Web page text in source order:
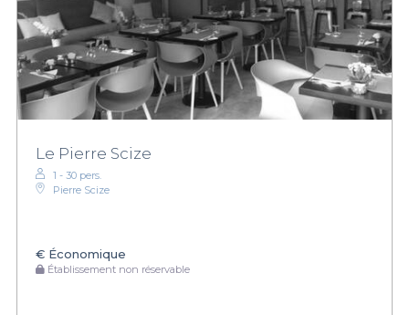
Le Pierre Scize
1 - 30 pers.
Pierre Scize
€ Économique
Établissement non réservable